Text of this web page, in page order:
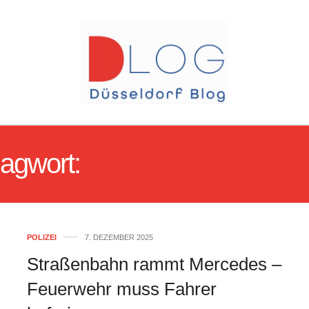
POLIZEI 7. DEZEMBER 2025
Straßenbahn rammt Mercedes –
Feuerwehr muss Fahrer